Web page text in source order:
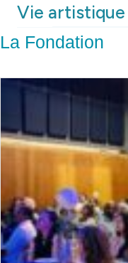
Vie
La Fondation